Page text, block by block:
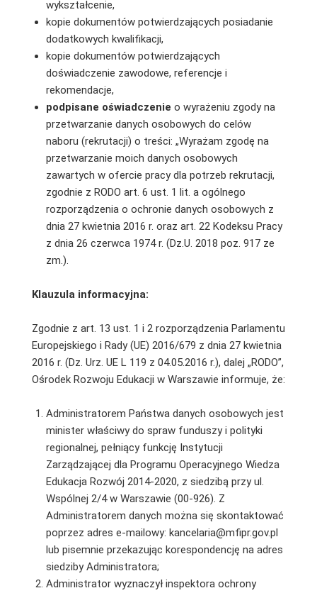
wykształcenie,
kopie dokumentów potwierdzających posiadanie
dodatkowych kwalifikacji,
kopie dokumentów potwierdzających
doświadczenie zawodowe, referencje i
rekomendacje,
podpisane oświadczenie o wyrażeniu zgody na
przetwarzanie danych osobowych do celów
naboru (rekrutacji) o treści: „Wyrażam zgodę na
przetwarzanie moich danych osobowych
zawartych w ofercie pracy dla potrzeb rekrutacji,
zgodnie z RODO art. 6 ust. 1 lit. a ogólnego
rozporządzenia o ochronie danych osobowych z
dnia 27 kwietnia 2016 r. oraz art. 22 Kodeksu Pracy
z dnia 26 czerwca 1974 r. (Dz.U. 2018 poz. 917 ze
zm.).
Klauzula informacyjna:
Zgodnie z art. 13 ust. 1 i 2 rozporządzenia Parlamentu
Europejskiego i Rady (UE) 2016/679 z dnia 27 kwietnia
2016 r. (Dz. Urz. UE L 119 z 04.05.2016 r.), dalej „RODO”,
Ośrodek Rozwoju Edukacji w Warszawie informuje, że:
Administratorem Państwa danych osobowych jest
minister właściwy do spraw funduszy i polityki
regionalnej, pełniący funkcję Instytucji
Zarządzającej dla Programu Operacyjnego Wiedza
Edukacja Rozwój 2014-2020, z siedzibą przy ul.
Wspólnej 2/4 w Warszawie (00-926). Z
Administratorem danych można się skontaktować
poprzez adres e-mailowy: kancelaria@mfipr.gov.pl
lub pisemnie przekazując korespondencję na adres
siedziby Administratora;
Administrator wyznaczył inspektora ochrony